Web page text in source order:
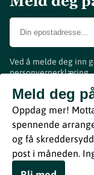
Ved å melde deg inn
personvernerklæring.
Meld deg
Oppdag mer!
spennende
og få
post i måneden.
Vestfold
ByBreakfast